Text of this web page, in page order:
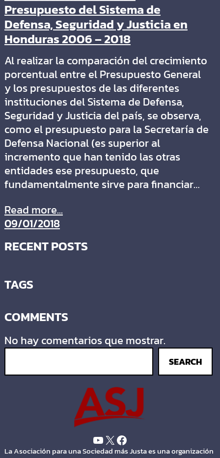
Presupuesto del Sistema de
Defensa, Seguridad y Justicia en
Honduras 2006 – 2018
Al realizar la comparación del crecimiento
porcentual entre el Presupuesto General
y los presupuestos de las diferentes
instituciones del Sistema de Defensa,
Seguridad y Justicia del país, se observa,
como el presupuesto para la Secretaría de
Defensa Nacional (es superior al
incremento que han tenido las otras
entidades ese presupuesto, que
fundamentalmente sirve para financiar…
Read more...
09/01/2018
RECENT POSTS
TAGS
COMMENTS
No hay comentarios que mostrar.
SEARCH
La Asociación para una Sociedad más Justa es una organización